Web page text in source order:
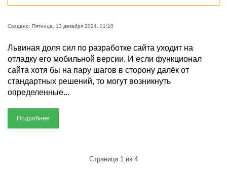
Создано: Пятница, 13 декабря 2024, 01:10
Львиная доля сил по разработке сайта уходит на
отладку его мобильной версии. И если функционал
сайта хотя бы на пару шагов в сторону далёк от
стандартных решений, то могут возникнуть
определенные...
Подробнее
Страница 1 из 4